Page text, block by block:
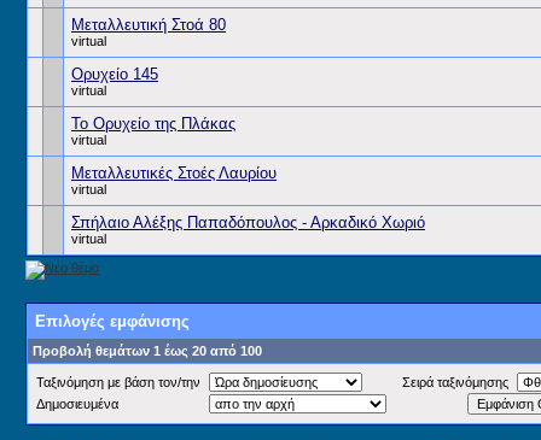
Μεταλλευτική Στοά 80
virtual
Ορυχείο 145
virtual
Το Ορυχείο της Πλάκας
virtual
Μεταλλευτικές Στοές Λαυρίου
virtual
Σπήλαιο Αλέξης Παπαδόπουλος - Αρκαδικό Χωριό
virtual
Επιλογές εμφάνισης
Προβολή θεμάτων 1 έως 20 από 100
Ταξινόμηση με βάση τον/την
Σειρά ταξινόμησης
Δημοσιευμένα